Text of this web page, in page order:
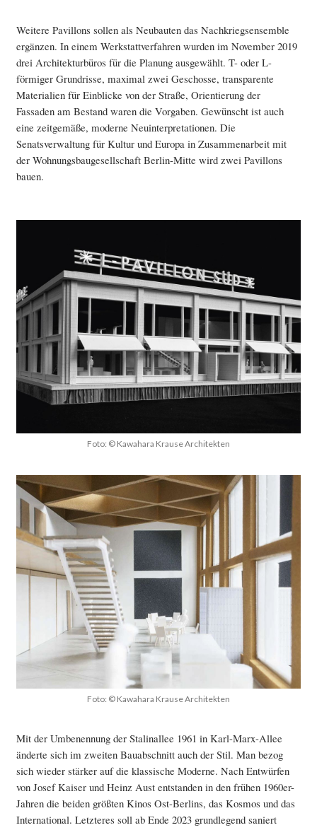
Weitere Pavillons sollen als Neubauten das Nachkriegsensemble
ergänzen. In einem Werkstattverfahren wurden im November 2019
drei Architekturbüros für die Planung ausgewählt. T- oder L-
förmiger Grundrisse, maximal zwei Geschosse, transparente
Materialien für Einblicke von der Straße, Orientierung der
Fassaden am Bestand waren die Vorgaben. Gewünscht ist auch
eine zeitgemäße, moderne Neuinterpretationen. Die
Senatsverwaltung für Kultur und Europa in Zusammenarbeit mit
der Wohnungsbaugesellschaft Berlin-Mitte wird zwei Pavillons
bauen.
Foto: © Kawahara Krause Architekten
Foto: © Kawahara Krause Architekten
Mit der Umbenennung der Stalinallee 1961 in Karl-Marx-Allee
änderte sich im zweiten Bauabschnitt auch der Stil. Man bezog
sich wieder stärker auf die klassische Moderne. Nach Entwürfen
von Josef Kaiser und Heinz Aust entstanden in den frühen 1960er-
Jahren die beiden größten Kinos Ost-Berlins, das Kosmos und das
International. Letzteres soll ab Ende 2023 grundlegend saniert